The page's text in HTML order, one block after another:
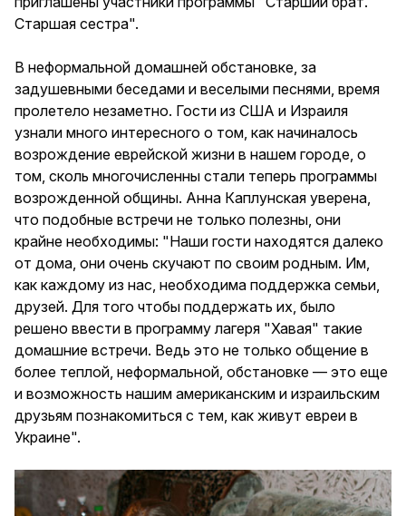
Старшая сестра".
В неформальной домашней обстановке, за
задушевными беседами и веселыми песнями, время
пролетело незаметно. Гости из США и Израиля
узнали много интересного о том, как начиналось
возрождение еврейской жизни в нашем городе, о
том, сколь многочисленны стали теперь программы
возрожденной общины. Анна Каплунская уверена,
что подобные встречи не только полезны, они
крайне необходимы: "Наши гости находятся далеко
от дома, они очень скучают по своим родным. Им,
как каждому из нас, необходима поддержка семьи,
друзей. Для того чтобы поддержать их, было
решено ввести в программу лагеря "Хавая" такие
домашние встречи. Ведь это не только общение в
более теплой, неформальной, обстановке — это еще
и возможность нашим американским и израильским
друзьям познакомиться с тем, как живут евреи в
Украине".